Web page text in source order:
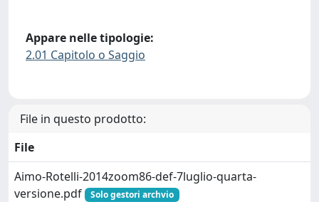
Appare nelle tipologie:
2.01 Capitolo o Saggio
File in questo prodotto:
File
Aimo-Rotelli-2014zoom86-def-7luglio-quarta-
versione.pdf
Solo gestori archvio